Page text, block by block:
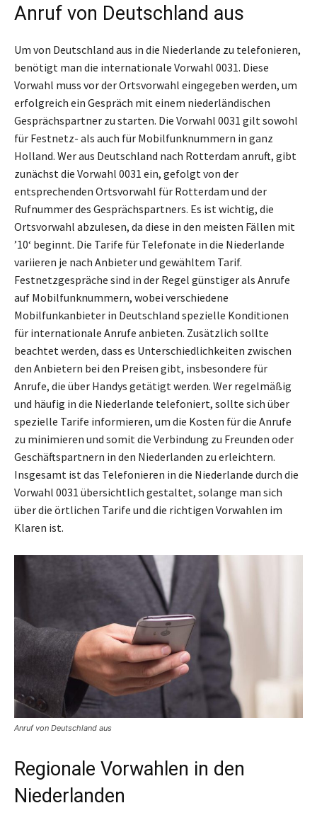
Anruf von Deutschland aus
Um von Deutschland aus in die Niederlande zu telefonieren,
benötigt man die internationale Vorwahl 0031. Diese
Vorwahl muss vor der Ortsvorwahl eingegeben werden, um
erfolgreich ein Gespräch mit einem niederländischen
Gesprächspartner zu starten. Die Vorwahl 0031 gilt sowohl
für Festnetz- als auch für Mobilfunknummern in ganz
Holland. Wer aus Deutschland nach Rotterdam anruft, gibt
zunächst die Vorwahl 0031 ein, gefolgt von der
entsprechenden Ortsvorwahl für Rotterdam und der
Rufnummer des Gesprächspartners. Es ist wichtig, die
Ortsvorwahl abzulesen, da diese in den meisten Fällen mit
’10‘ beginnt. Die Tarife für Telefonate in die Niederlande
variieren je nach Anbieter und gewähltem Tarif.
Festnetzgespräche sind in der Regel günstiger als Anrufe
auf Mobilfunknummern, wobei verschiedene
Mobilfunkanbieter in Deutschland spezielle Konditionen
für internationale Anrufe anbieten. Zusätzlich sollte
beachtet werden, dass es Unterschiedlichkeiten zwischen
den Anbietern bei den Preisen gibt, insbesondere für
Anrufe, die über Handys getätigt werden. Wer regelmäßig
und häufig in die Niederlande telefoniert, sollte sich über
spezielle Tarife informieren, um die Kosten für die Anrufe
zu minimieren und somit die Verbindung zu Freunden oder
Geschäftspartnern in den Niederlanden zu erleichtern.
Insgesamt ist das Telefonieren in die Niederlande durch die
Vorwahl 0031 übersichtlich gestaltet, solange man sich
über die örtlichen Tarife und die richtigen Vorwahlen im
Klaren ist.
Anruf von Deutschland aus
Regionale Vorwahlen in den
Niederlanden